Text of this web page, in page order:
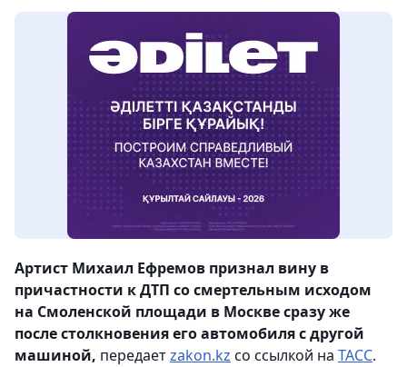
Артист Михаил Ефремов признал вину в
причастности к ДТП со смертельным исходом
на Смоленской площади в Москве сразу же
после столкновения его автомобиля с другой
машиной, передаетzakon.kz со ссылкой на ТАСС.